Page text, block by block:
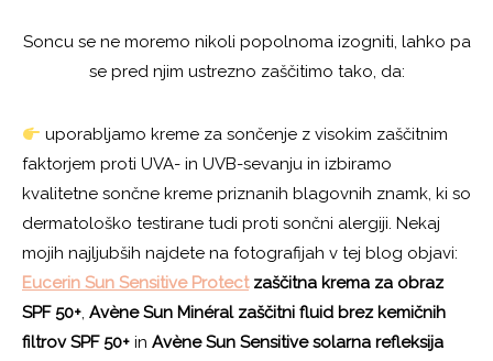
Soncu se ne moremo nikoli popolnoma izogniti, lahko pa
se pred njim ustrezno zaščitimo tako, da:
uporabljamo kreme za sončenje z visokim zaščitnim
faktorjem proti UVA- in UVB-sevanju in izbiramo
kvalitetne sončne kreme priznanih blagovnih znamk, ki so
dermatološko testirane tudi proti sončni alergiji. Nekaj
mojih najljubših najdete na fotografijah v tej blog objavi:
Eucerin Sun Sensitive Protectzaščitna krema za obraz
SPF 50+, Avène Sun Minéral zaščitni fluid brez kemičnih
filtrov SPF 50+ in Avène Sun Sensitive solarna refleksija